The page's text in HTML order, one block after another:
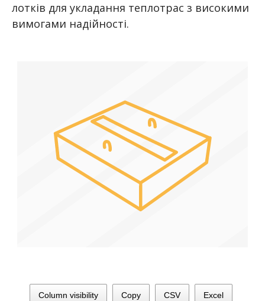
лотків для укладання теплотрас з високими
вимогами надійності.
Column visibility Copy CSV Excel